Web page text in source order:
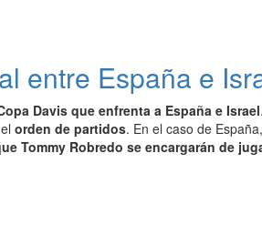
entre España e
Davis que enfrenta a España e Israel
orden de partidos. En el caso de
Tommy Robredo se encargarán de